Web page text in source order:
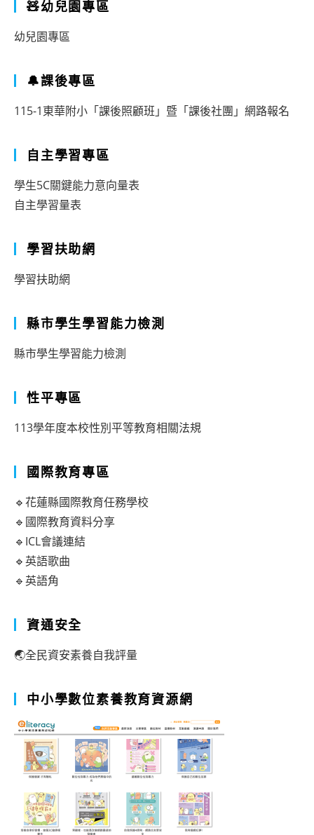
🧸幼兒園專區
幼兒園專區
🔔課後專區
115-1東華附小「課後照顧班」暨「課後社團」網路報名
自主學習專區
學生5C關鍵能力意向量表
自主學習量表
學習扶助網
學習扶助網
縣市學生學習能力檢測
縣市學生學習能力檢測
性平專區
113學年度本校性別平等教育相關法規
國際教育專區
🔹花蓮縣國際教育任務學校
🔹國際教育資料分享
🔹ICL會議連結
🔹英語歌曲
🔹英語角
資通安全
🌏全民資安素養自我評量
中小學數位素養教育資源網